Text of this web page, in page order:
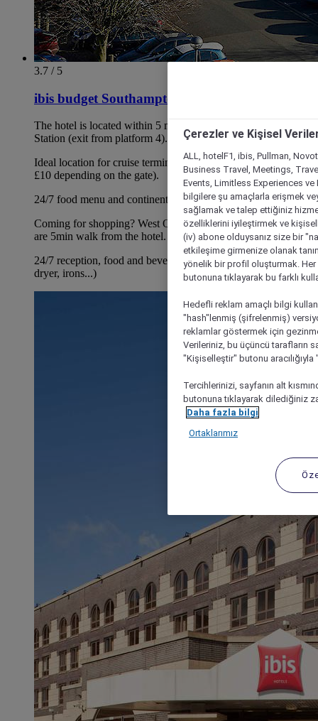
3.7 / 5
ibis budget Southampton Centre
The hotel is located within 5 min walk from the Central Train
Station (exit from platform 4).
Ideal location for cruise terminal (5-10min in taxi average cost
£10 depending on the gate).
24/7 food menu and continental breakfast buffet
Coming for shopping? West Quay shopping centre and Ikea
are 5min walk from the hotel.
24/7 reception, food and beverage, wifi and service (hair
dryer, irons...)
Çerezler ve Kişisel
ALL, hotelF1, ibis, Pullman,
Business Travel, Meetings,
Events, Limitless Experiences
bilgilere şu amaçlarla erişmek
sağlamak ve talep ettiğiniz
özelliklerini iyileştirmek ve
(iv) abone olduysanız size bir
etkileşime girmenize olanak
yönelik bir profil oluşturmak.
butonuna tıklayarak bu farklı
Hedefli reklam amaçlı bilgi
"hash"lenmiş (şifrelenmiş)
reklamlar göstermek için
Verileriniz, bu üçüncü tarafların
"Kişiselleştir" butonu
Tercihlerinizi, sayfanın alt
butonuna tıklayarak dilediğiniz
Daha fazla bilgi
Ortaklarımız